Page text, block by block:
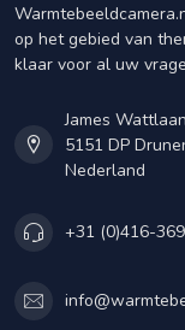
op het gebied van
klaar voor al uw
James
5151 DP
Nederland
+31 (0)416-